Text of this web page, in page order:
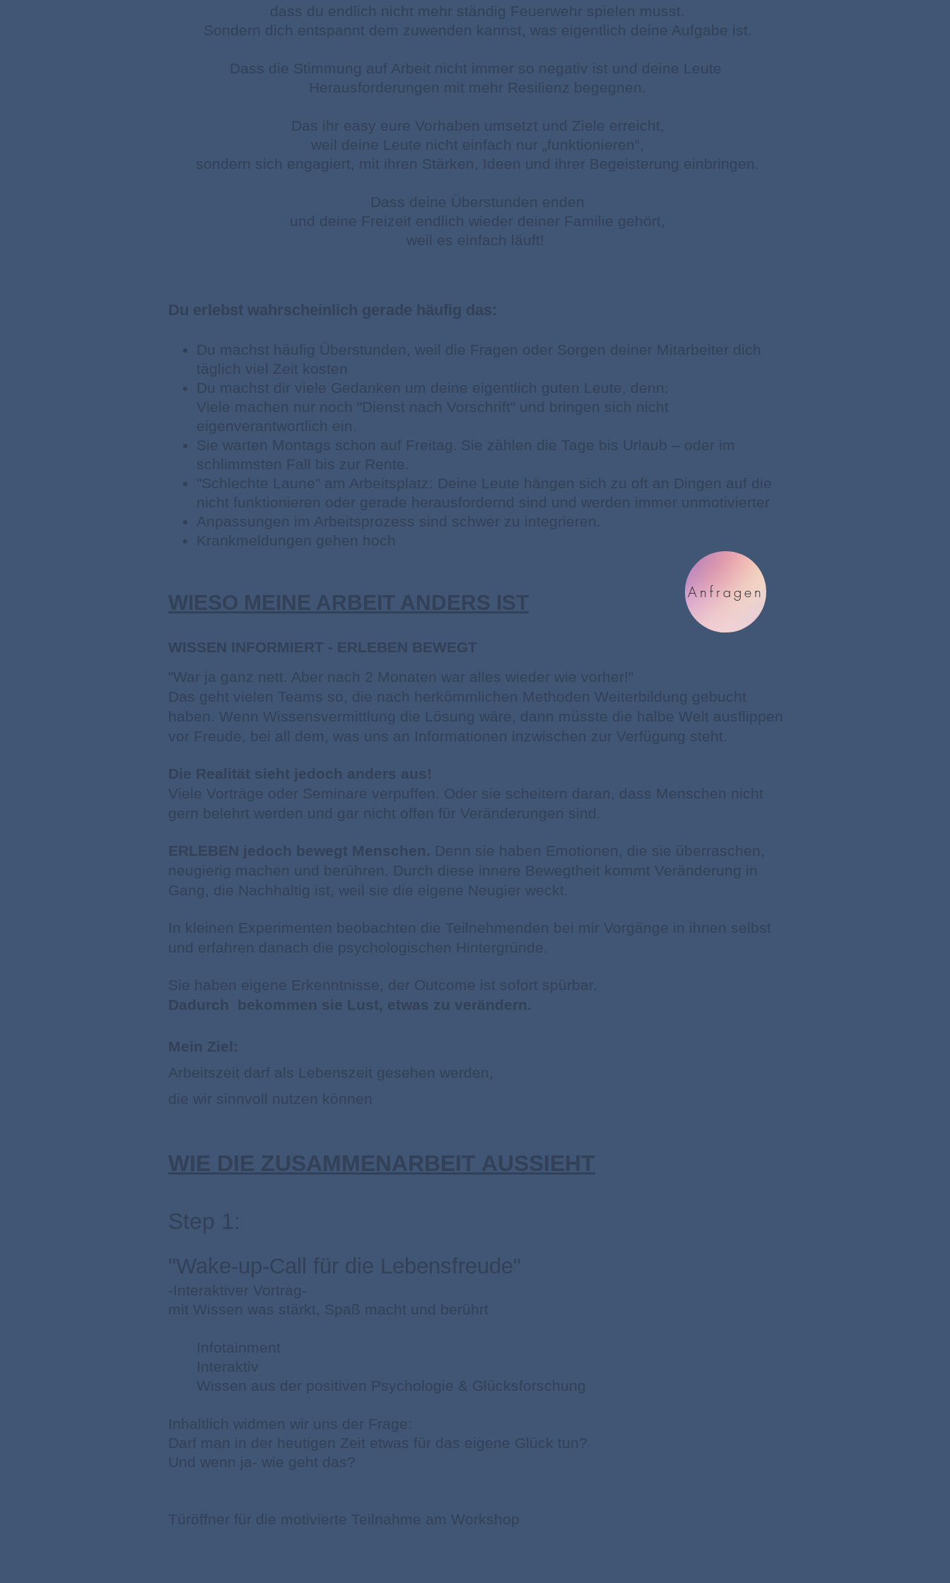
dass du endlich nicht mehr ständig Feuerwehr spielen musst.
Sondern dich entspannt dem zuwenden kannst, was eigentlich deine Aufgabe ist.
Dass die Stimmung auf Arbeit nicht immer so negativ ist und deine Leute
Herausforderungen mit mehr Resilienz begegnen.
Das ihr easy eure Vorhaben umsetzt und Ziele erreicht,
weil deine Leute nicht einfach nur „funktionieren“,
sondern sich engagiert, mit ihren Stärken, Ideen und ihrer Begeisterung einbringen.
Dass deine Überstunden enden
und deine Freizeit endlich wieder deiner Familie gehört,
weil es einfach läuft!
Du erlebst wahrscheinlich gerade häufig das:
Du machst häufig Überstunden, weil die Fragen oder Sorgen deiner Mitarbeiter dich
täglich viel Zeit kosten
Du machst dir viele Gedanken um deine eigentlich guten Leute, denn:
Viele machen nur noch "Dienst nach Vorschrift" und bringen sich nicht
eigenverantwortlich ein.
Sie warten Montags schon auf Freitag. Sie zählen die Tage bis Urlaub – oder im
schlimmsten Fall bis zur Rente.
"Schlechte Laune" am Arbeitsplatz: Deine Leute hängen sich zu oft an Dingen auf die
nicht funktionieren oder gerade herausfordernd sind und werden immer unmotivierter
Anpassungen im Arbeitsprozess sind schwer zu integrieren.
Krankmeldungen gehen hoch
WIESO MEINE ARBEIT ANDERS IST
WISSEN INFORMIERT - ERLEBEN BEWEGT
"War ja ganz nett. Aber nach 2 Monaten war alles wieder wie vorher!"
Das geht vielen Teams so, die nach herkömmlichen Methoden Weiterbildung gebucht
haben. Wenn Wissensvermittlung die Lösung wäre, dann müsste die halbe Welt ausflippen
vor Freude, bei all dem, was uns an Informationen inzwischen zur Verfügung steht.
Die Realität sieht jedoch anders aus!
Viele Vorträge oder Seminare verpuffen. Oder sie scheitern daran, dass Menschen nicht
gern belehrt werden und gar nicht offen für Veränderungen sind.
ERLEBEN jedoch bewegt Menschen. Denn sie haben Emotionen, die sie überraschen,
neugierig machen und berühren. Durch diese innere Bewegtheit kommt Veränderung in
Gang, die Nachhaltig ist, weil sie die eigene Neugier weckt.
In kleinen Experimenten beobachten die Teilnehmenden bei mir Vorgänge in ihnen selbst
und erfahren danach die psychologischen Hintergründe.
Sie haben eigene Erkenntnisse, der Outcome ist sofort spürbar.
Dadurch bekommen sie Lust, etwas zu verändern.
Mein Ziel:
Arbeitszeit darf als Lebenszeit gesehen werden,
die wir sinnvoll nutzen können
WIE DIE ZUSAMMENARBEIT AUSSIEHT
Step 1:
"Wake-up-Call für die Lebensfreude"
-Interaktiver Vortrag-
mit Wissen was stärkt, Spaß macht und berührt
Infotainment
Interaktiv
Wissen aus der positiven Psychologie & Glücksforschung
Inhaltlich widmen wir uns der Frage:
Darf man in der heutigen Zeit etwas für das eigene Glück tun?
Und wenn ja- wie geht das?
Türöffner für die motivierte Teilnahme am Workshop
Anfragen